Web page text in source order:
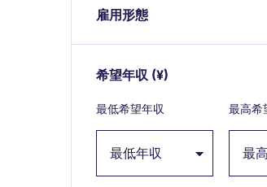
雇用形態
希望年収 (¥)
最低希望年収 最高希